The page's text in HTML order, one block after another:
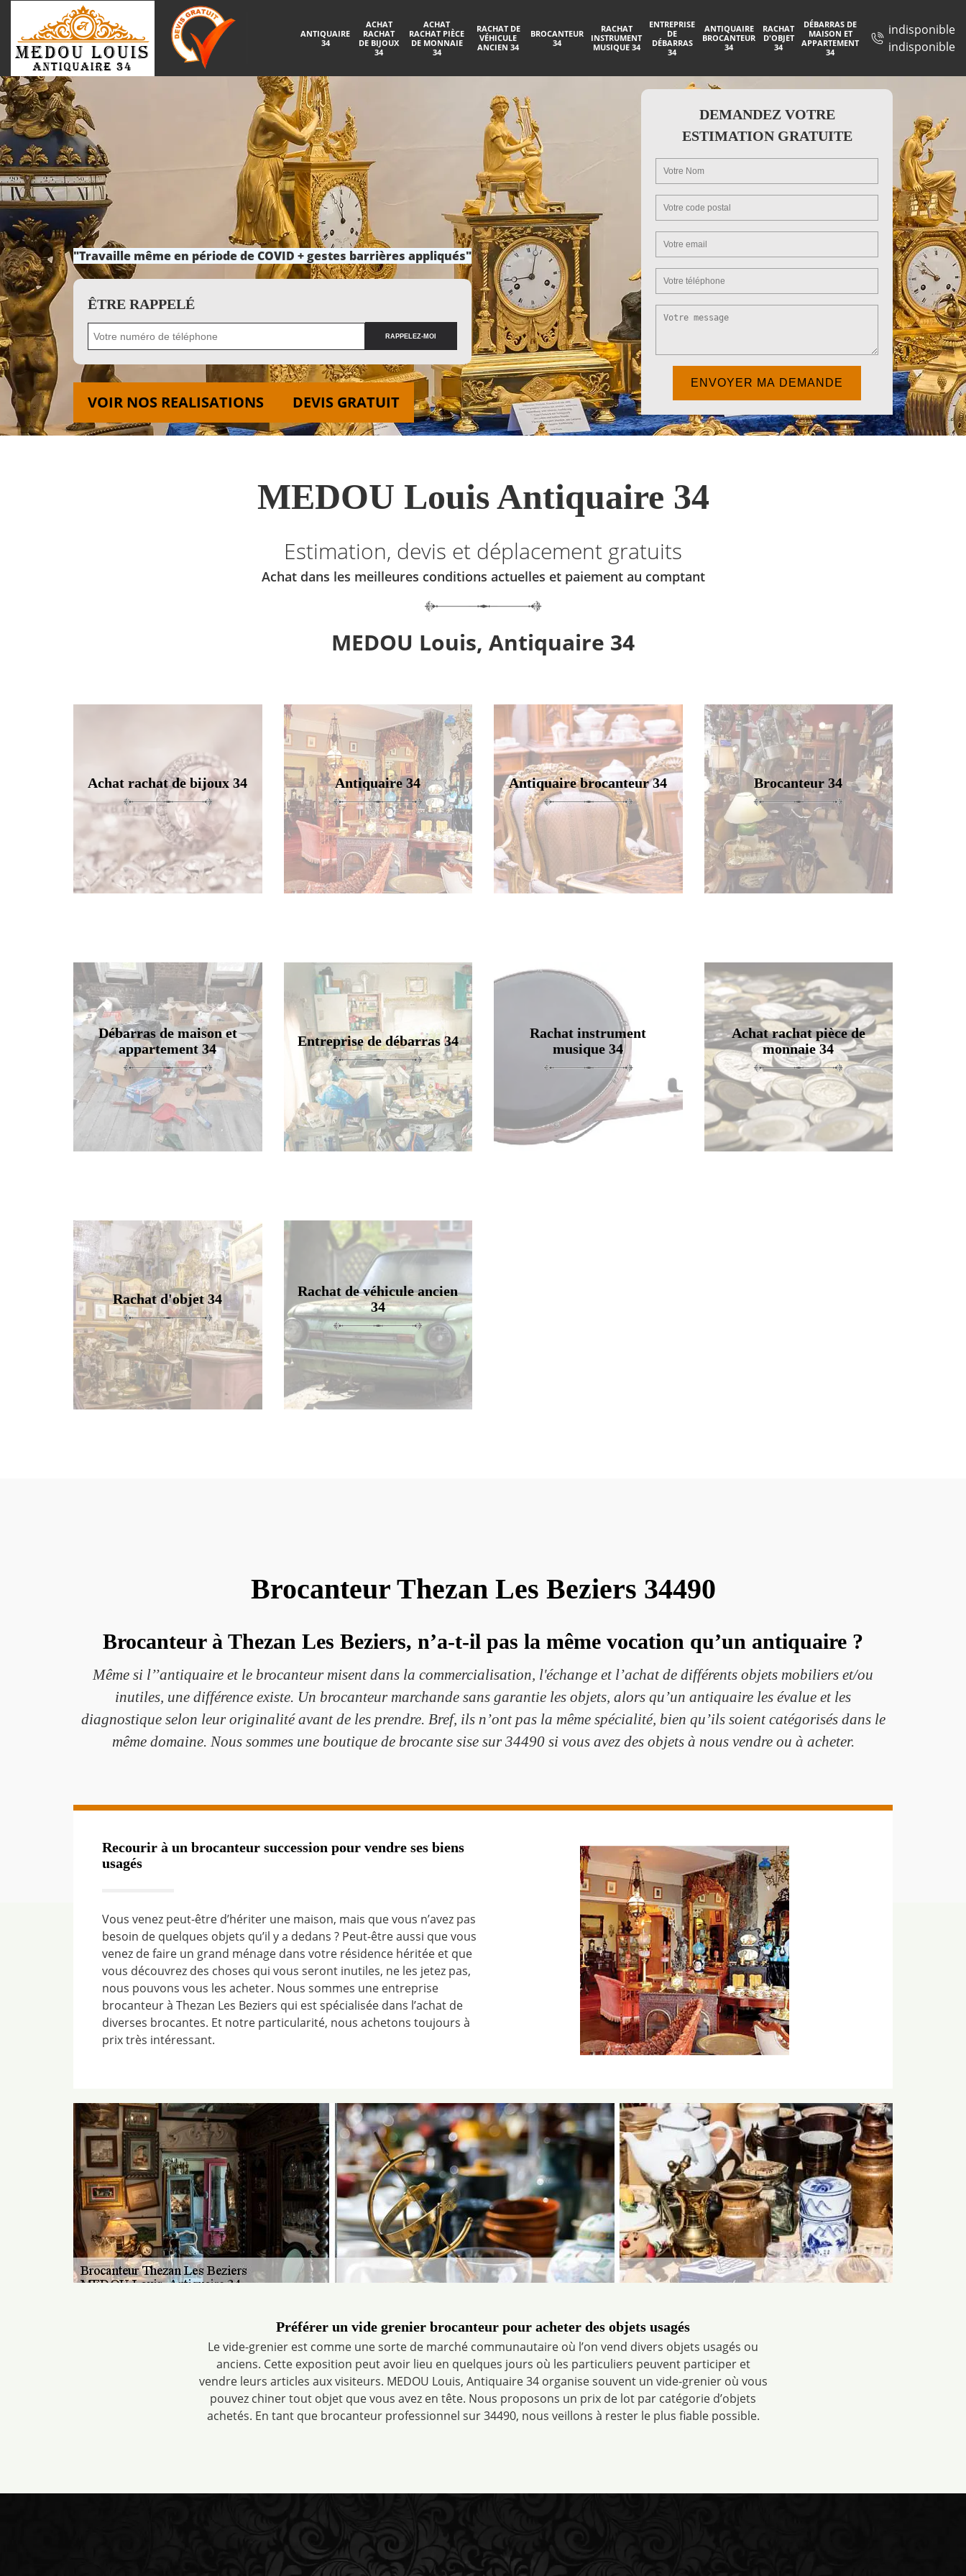
ANTIQUAIRE
34
ACHAT
RACHAT
DE BIJOUX
34
ACHAT
RACHAT PIÈCE
DE MONNAIE
34
RACHAT DE
VÉHICULE
ANCIEN 34
BROCANTEUR
34
RACHAT
INSTRUMENT
MUSIQUE 34
ENTREPRISE
DE
DÉBARRAS
34
ANTIQUAIRE
BROCANTEUR
34
RACHAT
D'OBJET
34
DÉBARRAS DE
MAISON ET
APPARTEMENT
34
indisponible
indisponible
"Travaille même en période de COVID + gestes barrières appliqués"
ÊTRE RAPPELÉ
VOIR NOS REALISATIONS DEVIS GRATUIT
DEMANDEZ VOTRE
ESTIMATION GRATUITE
MEDOU Louis Antiquaire 34
Estimation, devis et déplacement gratuits
Achat dans les meilleures conditions actuelles et paiement au comptant
MEDOU Louis, Antiquaire 34
Achat rachat de bijoux 34 Antiquaire 34 Antiquaire brocanteur 34 Brocanteur 34
Débarras de maison et
appartement 34
Entreprise de débarras 34
Rachat instrument
musique 34
Achat rachat pièce de
monnaie 34
Rachat d'objet 34
Rachat de véhicule ancien
34
Brocanteur Thezan Les Beziers 34490
Brocanteur à Thezan Les Beziers, n’a-t-il pas la même vocation qu’un antiquaire ?
Même si l’’antiquaire et le brocanteur misent dans la commercialisation, l'échange et l’achat de différents objets mobiliers et/ou
inutiles, une différence existe. Un brocanteur marchande sans garantie les objets, alors qu’un antiquaire les évalue et les
diagnostique selon leur originalité avant de les prendre. Bref, ils n’ont pas la même spécialité, bien qu’ils soient catégorisés dans le
même domaine. Nous sommes une boutique de brocante sise sur 34490 si vous avez des objets à nous vendre ou à acheter.
Recourir à un brocanteur succession pour vendre ses biens
usagés
Vous venez peut-être d’hériter une maison, mais que vous n’avez pas
besoin de quelques objets qu’il y a dedans ? Peut-être aussi que vous
venez de faire un grand ménage dans votre résidence héritée et que
vous découvrez des choses qui vous seront inutiles, ne les jetez pas,
nous pouvons vous les acheter. Nous sommes une entreprise
brocanteur à Thezan Les Beziers qui est spécialisée dans l’achat de
diverses brocantes. Et notre particularité, nous achetons toujours à
prix très intéressant.
Préférer un vide grenier brocanteur pour acheter des objets usagés
Le vide-grenier est comme une sorte de marché communautaire où l’on vend divers objets usagés ou
anciens. Cette exposition peut avoir lieu en quelques jours où les particuliers peuvent participer et
vendre leurs articles aux visiteurs. MEDOU Louis, Antiquaire 34 organise souvent un vide-grenier où vous
pouvez chiner tout objet que vous avez en tête. Nous proposons un prix de lot par catégorie d’objets
achetés. En tant que brocanteur professionnel sur 34490, nous veillons à rester le plus fiable possible.